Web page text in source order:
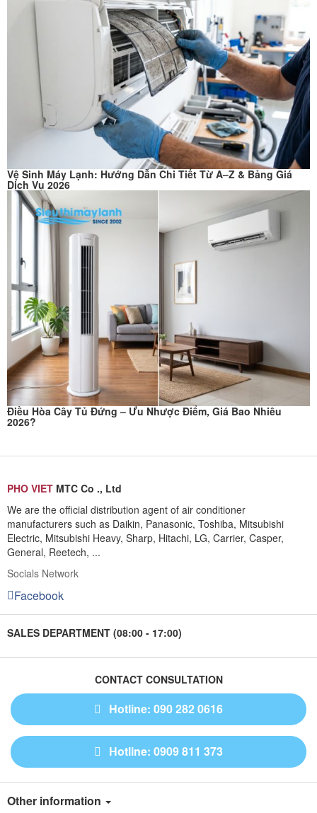
Vệ Sinh Máy Lạnh: Hướng Dẫn Chi Tiết Từ A–Z & Bảng Giá
Dịch Vụ 2026
Điều Hòa Cây Tủ Đứng – Ưu Nhược Điểm, Giá Bao Nhiêu
2026?
PHO VIET MTC Co ., Ltd
We are the official distribution agent of air conditioner
manufacturers such as Daikin, Panasonic, Toshiba, Mitsubishi
Electric, Mitsubishi Heavy, Sharp, Hitachi, LG, Carrier, Casper,
General, Reetech, ...
Socials Network
Facebook
SALES DEPARTMENT (08:00 - 17:00)
CONTACT CONSULTATION
Hotline: 090 282 0616
Hotline: 0909 811 373
Other information